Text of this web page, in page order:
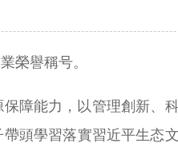
榮譽稱号。
障能力，以管理創新、
頭學習落實習近平生态